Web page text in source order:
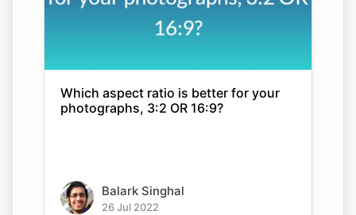
Which aspect ratio is better for your
photographs, 3:2 OR 16:9?
Balark Singhal
26 Jul 2022